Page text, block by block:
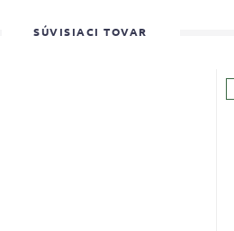
SÚVISIACI TOVAR